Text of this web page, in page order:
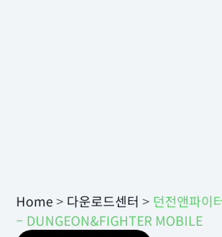
Home> 다운로드센터 > 던전앤파이
– DUNGEON&FIGHTER MOBILE